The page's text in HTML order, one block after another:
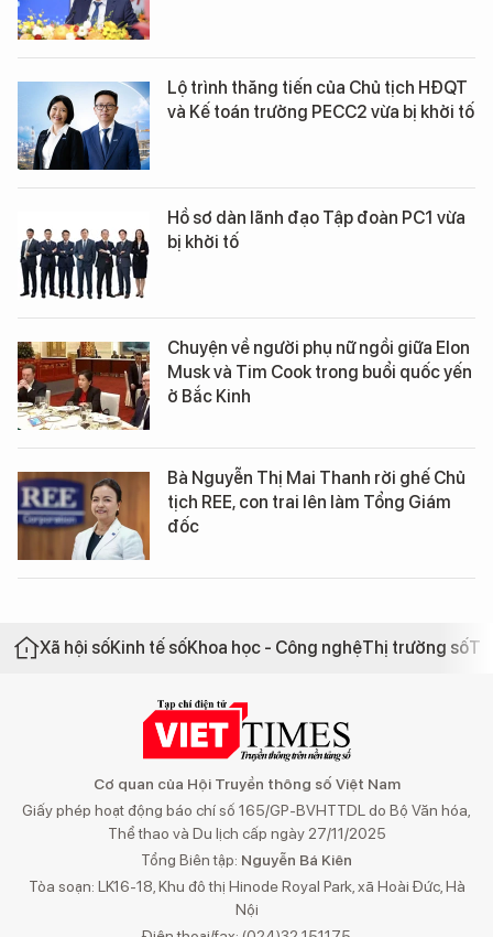
Lộ trình thăng tiến của Chủ tịch HĐQT
và Kế toán trưởng PECC2 vừa bị khởi tố
Hồ sơ dàn lãnh đạo Tập đoàn PC1 vừa
bị khởi tố
Chuyện về người phụ nữ ngồi giữa Elon
Musk và Tim Cook trong buổi quốc yến
ở Bắc Kinh
Bà Nguyễn Thị Mai Thanh rời ghế Chủ
tịch REE, con trai lên làm Tổng Giám
đốc
Xã hội sốKinh tế sốKhoa học - Công nghệThị trường số
Cơ quan của Hội Truyền thông số Việt Nam
Giấy phép hoạt động báo chí số 165/GP-BVHTTDL do Bộ Văn hóa,
Thể thao và Du lịch cấp ngày 27/11/2025
Tổng Biên tập: Nguyễn Bá Kiên
Tòa soạn: LK16-18, Khu đô thị Hinode Royal Park, xã Hoài Đức, Hà
Nội